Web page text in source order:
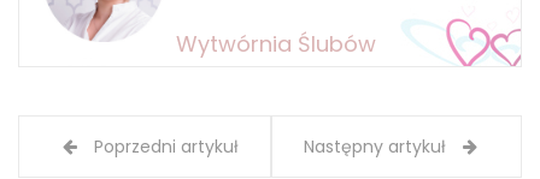
Wytwórnia Ślubów
Poprzedni artykuł Następny artykuł